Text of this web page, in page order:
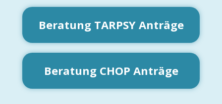
Beratung TARPSY Anträge
Beratung CHOP Anträge